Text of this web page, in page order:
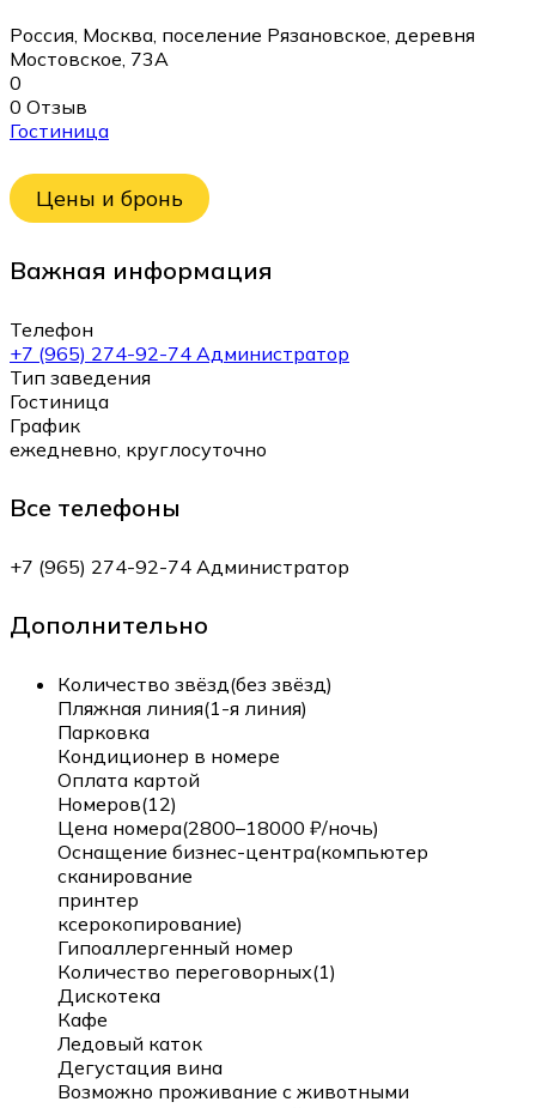
Россия, Москва, поселение Рязановское, деревня
Мостовское, 73А
0
0 Отзыв
Гостиница
Цены и бронь
Важная информация
Телефон
+7 (965) 274-92-74 Администратор
Тип заведения
Гостиница
График
ежедневно, круглосуточно
Все телефоны
+7 (965) 274-92-74 Администратор
Дополнительно
Количество звёзд(без звёзд)
Пляжная линия(1-я линия)
Парковка
Кондиционер в номере
Оплата картой
Номеров(12)
Цена номера(2800–18000 ₽/ночь)
Оснащение бизнес-центра(компьютер
сканирование
принтер
ксерокопирование)
Гипоаллергенный номер
Количество переговорных(1)
Дискотека
Кафе
Ледовый каток
Дегустация вина
Возможно проживание с животными